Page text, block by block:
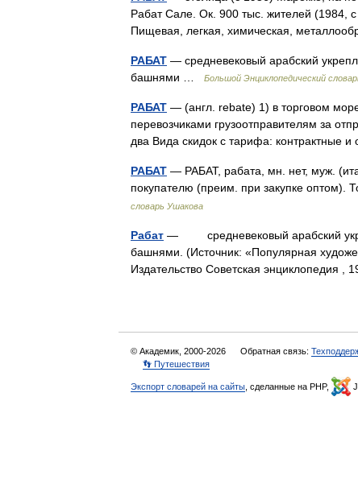
Рабат Сале. Ок. 900 тыс. жителей (1984,
Пищевая, легкая, химическая,
РАБАТ — средневековый арабский
башнями …
Большой Энциклопедический
РАБАТ — (англ. rebate) 1) в торговом
перевозчиками грузоотправителям за
два Вида скидок с тарифа: контрактные
РАБАТ — РАБАТ, рабата, мн. нет, муж.
покупателю (преим. при закупке
словарь Ушакова
Рабат — средневековый арабский
башнями. (Источник: «Популярная
Издательство Советская энциклопедия ,
© Академик, 2000-2026 Обратная связь:
👣 Путешествия
Экспорт словарей на сайты , сделанные на PHP,